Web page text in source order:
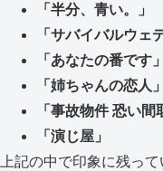
「半分、青い。」
「サバイバルウェ
「あなたの番です」
「姉ちゃんの恋人」
「事故物件 恐い間
「演じ屋」
上記の中で印象に残っ